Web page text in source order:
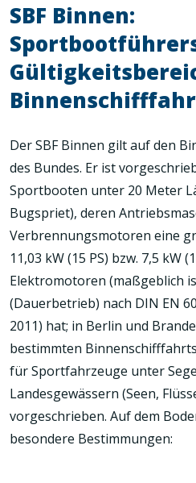
SBF Binnen:
Der SBF Binnen gilt auf den
des Bundes. Er ist
Sportbooten unter 20 Meter
Bugspriet), deren
Verbrennungsmotoren eine
11,03 kW (15 PS) bzw. 7,5 kW
Elektromotoren (maßgeblich
(Dauerbetrieb) nach DIN EN
2011) hat; in Berlin und
bestimmten
für Sportfahrzeuge unter
Landesgewässern (Seen,
vorgeschrieben. Auf dem
besondere Bestimmungen: